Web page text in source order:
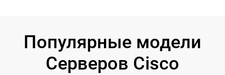
Популярные модели
Серверов Cisco